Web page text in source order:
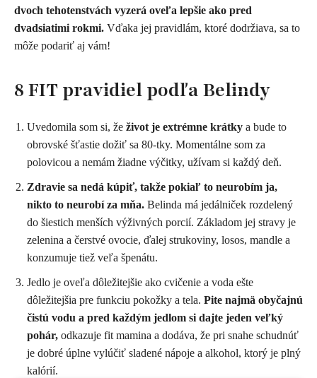
dvoch tehotenstvách vyzerá oveľa lepšie ako pred
dvadsiatimi rokmi. Vďaka jej pravidlám, ktoré dodržiava, sa to
môže podariť aj vám!
8 FIT pravidiel podľa Belindy
Uvedomila som si, že život je extrémne krátky a bude to
obrovské šťastie dožiť sa 80-tky. Momentálne som za
polovicou a nemám žiadne výčitky, užívam si každý deň.
Zdravie sa nedá kúpiť, takže pokiaľ to neurobím ja,
nikto to neurobí za mňa. Belinda má jedálniček rozdelený
do šiestich menších výživných porcií. Základom jej stravy je
zelenina a čerstvé ovocie, ďalej strukoviny, losos, mandle a
konzumuje tiež veľa špenátu.
Jedlo je oveľa dôležitejšie ako cvičenie a voda ešte
dôležitejšia pre funkciu pokožky a tela. Pite najmä obyčajnú
čistú vodu a pred každým jedlom si dajte jeden veľký
pohár, odkazuje fit mamina a dodáva, že pri snahe schudnúť
je dobré úplne vylúčiť sladené nápoje a alkohol, ktorý je plný
kalórií.